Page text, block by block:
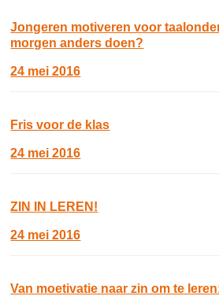
Jongeren motiveren voor
morgen anders doen?
24 mei 2016
Fris voor de klas
24 mei 2016
ZIN IN LEREN!
24 mei 2016
Van moetivatie naar zin om te